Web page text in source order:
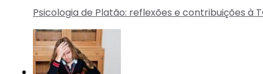
Psicologia de Platão: reflexões e contribuições à